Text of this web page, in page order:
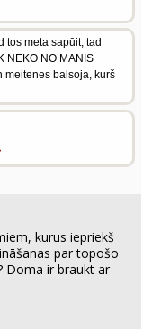
tos meta sapūit, tad
NEKO NO MANIS
meitenes balsoja, kurš
kurus iepriekš
par topošo
Doma ir braukt ar